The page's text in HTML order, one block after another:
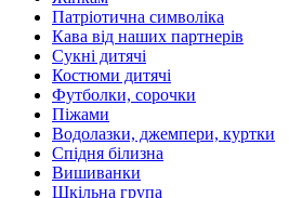
Патріотична символіка
Кава від наших партнерів
Сукні дитячі
Костюми дитячі
Футболки, сорочки
Піжами
Водолазки, джемпери, куртки
Спідня білизна
Вишиванки
Шкільна група